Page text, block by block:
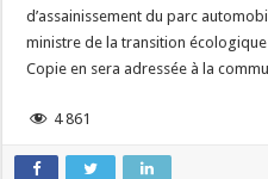
d’assainissement du parc
ministre de la transition
Copie en sera adressée à la
4 861